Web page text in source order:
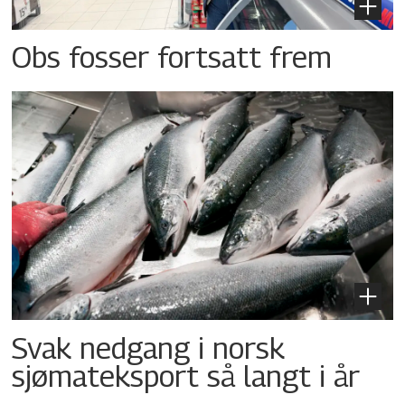
Obs fosser fortsatt frem
Svak nedgang i norsk
sjømateksport så langt i år